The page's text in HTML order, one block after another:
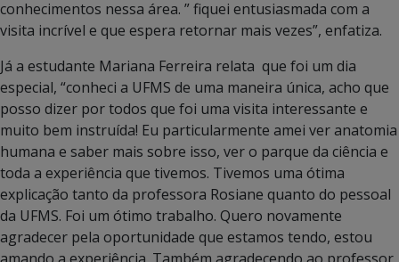
conhecimentos nessa área. ” fiquei entusiasmada com a
visita incrível e que espera retornar mais vezes”, enfatiza.
Já a estudante Mariana Ferreira relata que foi um dia
especial, “conheci a UFMS de uma maneira única, acho que
posso dizer por todos que foi uma visita interessante e
muito bem instruída! Eu particularmente amei ver anatomia
humana e saber mais sobre isso, ver o parque da ciência e
toda a experiência que tivemos. Tivemos uma ótima
explicação tanto da professora Rosiane quanto do pessoal
da UFMS. Foi um ótimo trabalho. Quero novamente
agradecer pela oportunidade que estamos tendo, estou